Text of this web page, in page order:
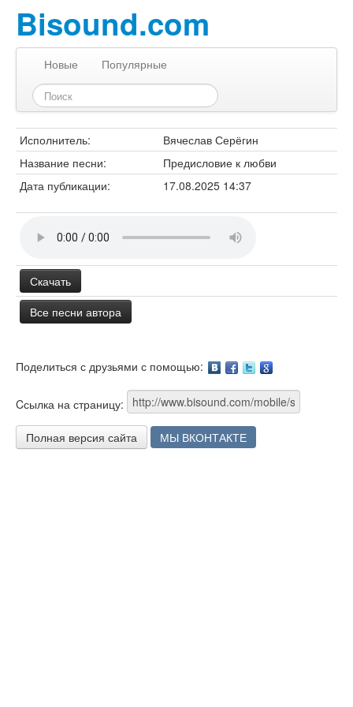
Bisound.com
Новые Популярные
Исполнитель:
Вячеслав Серёгин
Название песни:
Предисловие к любви
Дата публикации:
17.08.2025 14:37
Скачать
Все песни автора
Поделиться с друзьями с помощью:
Cсылка на страницу:
Полная версия сайта МЫ ВКОНТАКТЕ